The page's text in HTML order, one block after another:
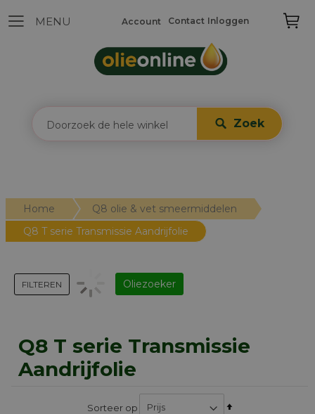
Zoek
Contact Inloggen
Account
Home
Q8 olie & vet smeermiddelen
Q8 T serie Transmissie Aandrijfolie
Q8 T serie Transmissie
Aandrijfolie
Sorteer op
Van
FILTEREN Oliezoeker